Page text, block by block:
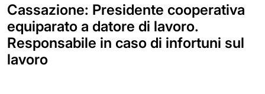
Cassazione: Presidente cooperativa
equiparato a datore di lavoro.
Responsabile in caso di infortuni sul
lavoro